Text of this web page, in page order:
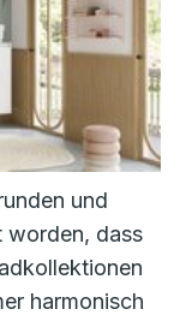
und
worden, dass
harmonisch